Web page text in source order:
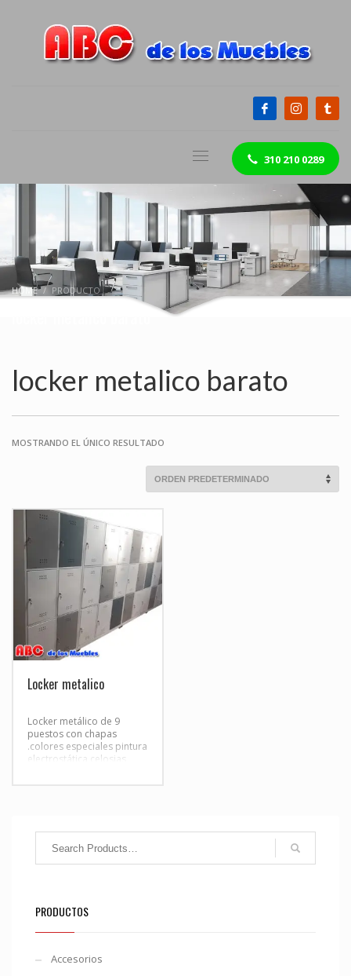
310 210 0289
HOME PRODUCTO
locker metalico barato
MOSTRANDO EL ÚNICO RESULTADO
Locker metalico
Locker metálico de 9
puestos con chapas
.colores especiales pintura
electrostática celosias
puestos ,locker para
cascos ,locker para
PRODUCTOS
Accesorios